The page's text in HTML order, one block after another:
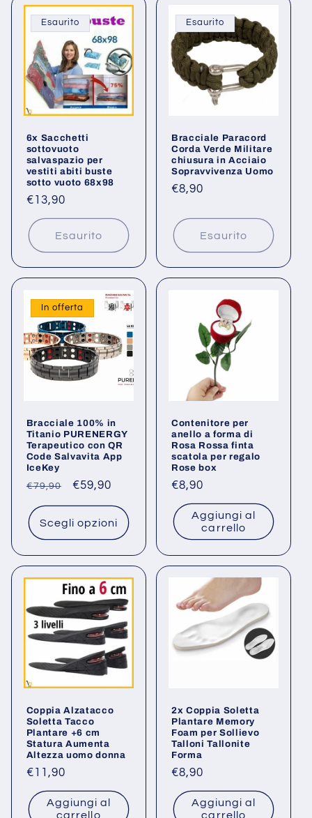
Esaurito
6x Sacchetti
sottovuoto
salvaspazio per
vestiti abiti buste
sotto vuoto 68x98
Prezzo
listino
€13,90
Esaurito
Esaurito
Bracciale Paracord
Corda Verde Militare
chiusura in Acciaio
Sopravvivenza Uomo
Prezzo
listino
€8,90
Esaurito
In offerta
Bracciale 100% in
Titanio PURENERGY
Terapeutico con QR
Code Salvavita App
IceKey
Prezzo
listino
€79,90
Prezzo
scontato
€59,90
Scegli opzioni
Contenitore per
anello a forma di
Rosa Rossa finta
scatola per regalo
Rose box
Prezzo
listino
€8,90
Aggiungi al
carrello
Coppia Alzatacco
Soletta Tacco
Plantare +6 cm
Statura Aumenta
Altezza uomo donna
Prezzo
listino
€11,90
Aggiungi al
carrello
2x Coppia Soletta
Plantare Memory
Foam per Sollievo
Talloni Tallonite
Forma
Prezzo
listino
€8,90
Aggiungi al
carrello